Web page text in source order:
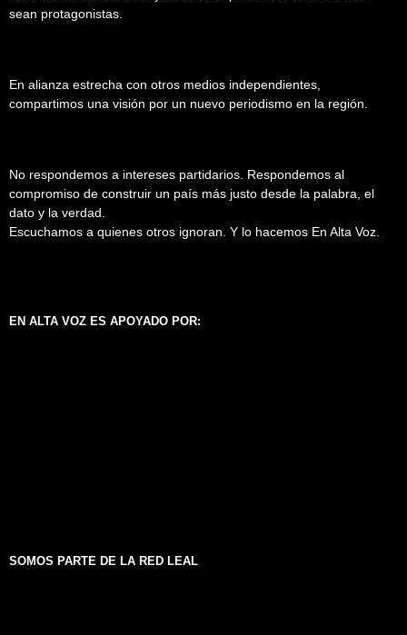
sean protagonistas.
En alianza estrecha con otros medios independientes,
compartimos una visión por un nuevo periodismo en la región.
No respondemos a intereses partidarios. Respondemos al
compromiso de construir un país más justo desde la palabra, el
dato y la verdad.
Escuchamos a quienes otros ignoran. Y lo hacemos En Alta Voz.
EN ALTA VOZ ES APOYADO POR:
SOMOS PARTE DE LA RED LEAL